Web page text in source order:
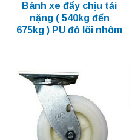
Bánh xe đẩy chịu tải
nặng ( 540kg đến
675kg ) PU đỏ lõi nhôm